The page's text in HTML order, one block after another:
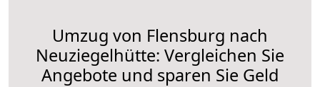
Umzug von Flensburg nach
Neuziegelhütte: Vergleichen Sie
Angebote und sparen Sie Geld